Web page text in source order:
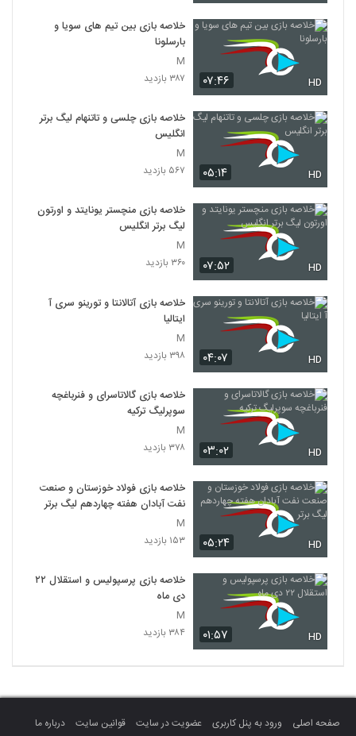
۰۷:۴۶ HD
خلاصه بازی بین تیم های سویا و
بارسلونا
M
۳۸۷ بازدید
۰۵:۱۴ HD
خلاصه بازی چلسی و تاتنهام لیگ برتر
انگلیس
M
۵۶۷ بازدید
۰۷:۵۲ HD
خلاصه بازی منچستر یونایتد و اورتون
لیگ برتر انگلیس
M
۳۶۰ بازدید
۰۴:۰۷ HD
خلاصه بازی آتالانتا و تورینو سری آ
ایتالیا
M
۳۹۸ بازدید
۰۳:۰۲ HD
خلاصه بازی گالاتاسرای و فنرباغچه
سوپرلیگ ترکیه
M
۳۷۸ بازدید
۰۵:۲۴ HD
خلاصه بازی فولاد خوزستان و صنعت
نفت آبادان هفته چهاردهم لیگ برتر
M
۱۵۳ بازدید
۰۱:۵۷ HD
خلاصه بازی پرسپولیس و استقلال ۲۲
دی ماه
M
۳۸۴ بازدید
صفحه اصلی ورود به پنل کاربری عضویت در سایت قوانین سایت
درباره ما